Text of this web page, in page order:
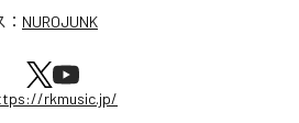
NUROJUNK
rkmusic.jp/